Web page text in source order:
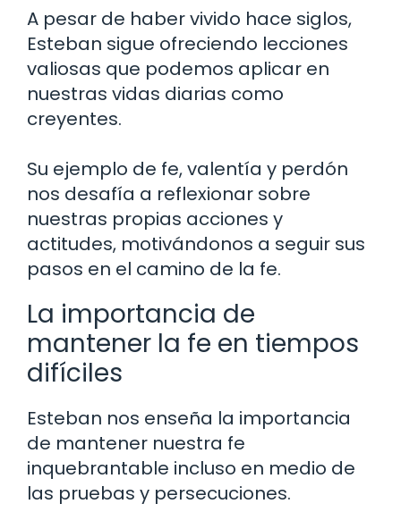
A pesar de haber vivido hace siglos,
Esteban sigue ofreciendo lecciones
valiosas que podemos aplicar en
nuestras vidas diarias como
creyentes.
Su ejemplo de fe, valentía y perdón
nos desafía a reflexionar sobre
nuestras propias acciones y
actitudes, motivándonos a seguir sus
pasos en el camino de la fe.
La importancia de
mantener la fe en tiempos
difíciles
Esteban nos enseña la importancia
de mantener nuestra fe
inquebrantable incluso en medio de
las pruebas y persecuciones.